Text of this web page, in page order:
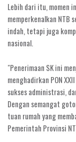
Lebih dari itu, momen
memperkenalkan NTB
indah, tetapi juga
nasional.
"Penerimaan SK ini
menghadirkan PON
sukses administrasi,
Dengan semangat
tuan rumah yang
Pemerintah Provinsi